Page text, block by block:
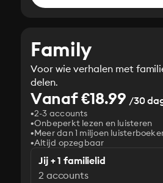
Family
Voor wie verhalen met
delen.
Vanaf €18.99 /30
2-3 accounts
Onbeperkt lezen en luisteren
Meer dan 1 miljoen
Altijd opzegbaar
Jij + 1 familielid
2 accounts